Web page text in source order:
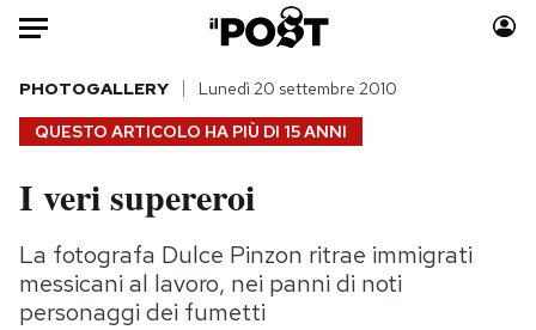
Auto
HOME
Italia
Politica
Tecnologia
Consumismi
QUESTO ARTICOLO HA PIÙ DI 15 ANNI
PHOTOGALLERY Lunedì 20 settembre 2010
I veri supereroi
La fotografa Dulce Pinzon ritrae immigrati
messicani al lavoro, nei panni di noti
personaggi dei fumetti